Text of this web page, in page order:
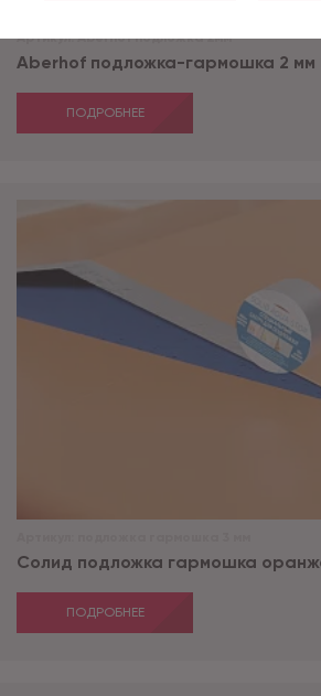
Артикул: Aberhof подложка 2мм
Aberhof подложка-гармошка 2 мм
ПОДРОБНЕЕ
Солид подложка гармошка
ПОДРОБНЕЕ